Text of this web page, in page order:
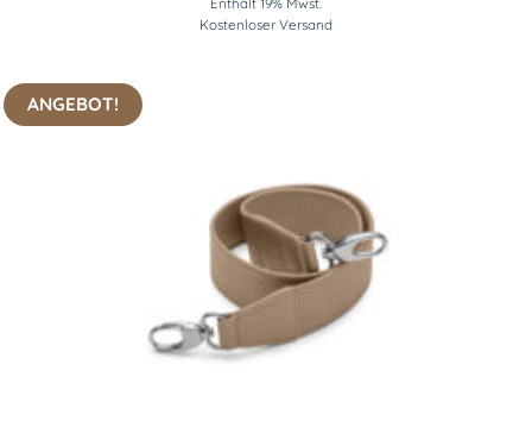
Kostenloser Versand
ANGEBOT!